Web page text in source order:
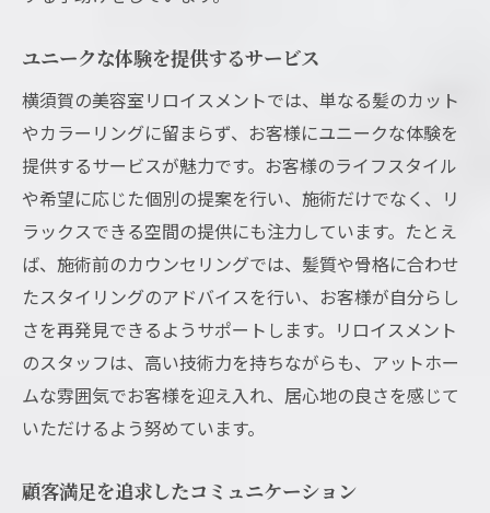
ユニークな体験を提供するサービス
横須賀の美容室リロイスメントでは、単なる髪のカット
やカラーリングに留まらず、お客様にユニークな体験を
提供するサービスが魅力です。お客様のライフスタイル
や希望に応じた個別の提案を行い、施術だけでなく、リ
ラックスできる空間の提供にも注力しています。たとえ
ば、施術前のカウンセリングでは、髪質や骨格に合わせ
たスタイリングのアドバイスを行い、お客様が自分らし
さを再発見できるようサポートします。リロイスメント
のスタッフは、高い技術力を持ちながらも、アットホー
ムな雰囲気でお客様を迎え入れ、居心地の良さを感じて
いただけるよう努めています。
顧客満足を追求したコミュニケーション